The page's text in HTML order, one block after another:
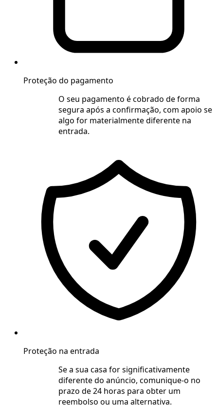
Proteção do pagamento
O seu pagamento é cobrado de forma
segura após a confirmação, com apoio se
algo for materialmente diferente na
entrada.
Proteção na entrada
Se a sua casa for significativamente
diferente do anúncio, comunique-o no
prazo de 24 horas para obter um
reembolso ou uma alternativa.